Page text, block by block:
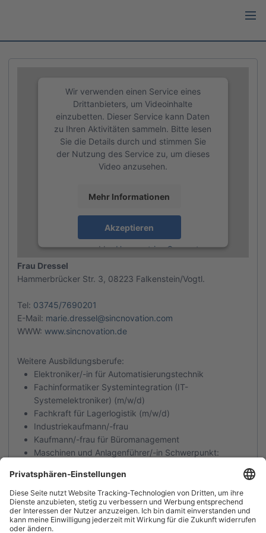
Wir verwenden einen Service eines
Drittanbieters, um Videoinhalte
einzubetten. Dieser Service kann Daten
zu Ihren Aktivitäten sammeln. Bitte lesen
Sie die Details durch und stimmen Sie
der Nutzung des Service zu, um dieses
Video anzusehen.
Mehr Informationen
Akzeptieren
powered byUsercentrics Consent
SINC NOVATION Falkenstein GmbH
Mechatroniker (m/w/d)
Frau Dressel
Hammerbrücker Str. 3, 08223 Falkenstein/Vogtl.
Tel: 03745/7690201
E-Mail: marie.dressel@sincnovation.com
WWW: www.sincnovation.de
Weitere Ausbildungsberufe:
Elektroniker/-in für Automatisierungstechnik
Fachinformatiker Systemintegration (IT-
Systemelektroniker) (m/w/d)
Fachkraft für Lagerlogistik (m/w/d)
Industriekaufmann/-frau
Kaufmann/-frau für Büromanagement
Maschinen und Anlagenführer/-in Schwerpunkt:
Zurück